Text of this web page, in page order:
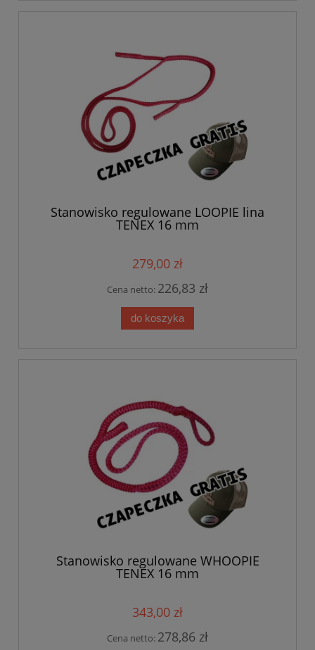
Stanowisko regulowane LOOPIE lina
TENEX 16 mm
279,00 zł
Cena netto: 226,83 zł
do koszyka
Stanowisko regulowane WHOOPIE
TENEX 16 mm
343,00 zł
Cena netto: 278,86 zł